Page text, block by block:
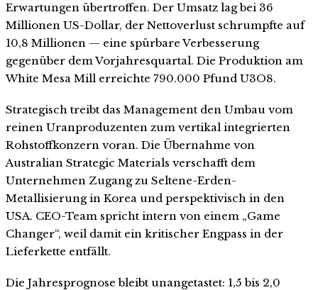
Erwartungen übertroffen. Der Umsatz lag bei 36
Millionen US-Dollar, der Nettoverlust schrumpfte auf
10,8 Millionen — eine spürbare Verbesserung
gegenüber dem Vorjahresquartal. Die Produktion am
White Mesa Mill erreichte 790.000 Pfund U3O8.
Strategisch treibt das Management den Umbau vom
reinen Uranproduzenten zum vertikal integrierten
Rohstoffkonzern voran. Die Übernahme von
Australian Strategic Materials verschafft dem
Unternehmen Zugang zu Seltene-Erden-
Metallisierung in Korea und perspektivisch in den
USA. CEO-Team spricht intern von einem „Game
Changer“, weil damit ein kritischer Engpass in der
Lieferkette entfällt.
Die Jahresprognose bleibt unangetastet: 1,5 bis 2,0